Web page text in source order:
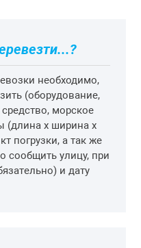
необходимо,
(оборудование,
морское
(длина х ширина х
погрузки, а так же
сообщить улицу, при
и дату